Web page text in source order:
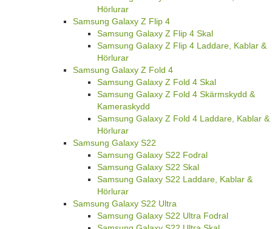
Hörlurar
Samsung Galaxy Z Flip 4
Samsung Galaxy Z Flip 4 Skal
Samsung Galaxy Z Flip 4 Laddare, Kablar &
Hörlurar
Samsung Galaxy Z Fold 4
Samsung Galaxy Z Fold 4 Skal
Samsung Galaxy Z Fold 4 Skärmskydd &
Kameraskydd
Samsung Galaxy Z Fold 4 Laddare, Kablar &
Hörlurar
Samsung Galaxy S22
Samsung Galaxy S22 Fodral
Samsung Galaxy S22 Skal
Samsung Galaxy S22 Laddare, Kablar &
Hörlurar
Samsung Galaxy S22 Ultra
Samsung Galaxy S22 Ultra Fodral